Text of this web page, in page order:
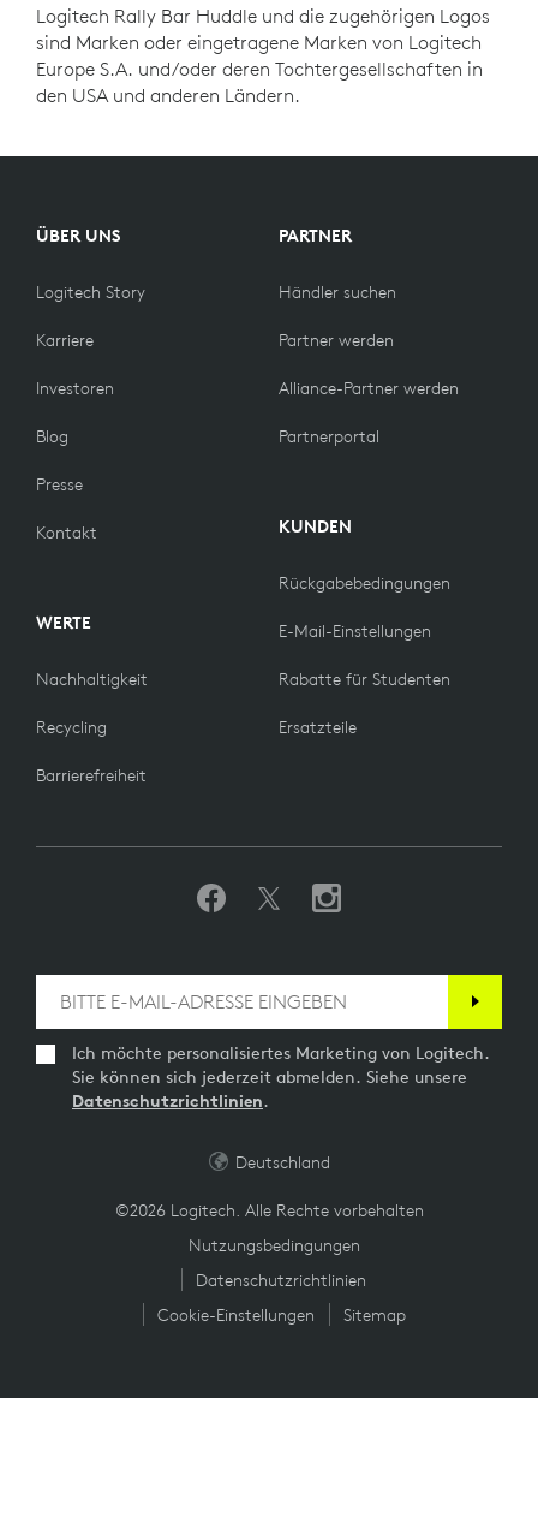
Logitech Rally Bar Huddle und die zugehörigen Logos
sind Marken oder eingetragene Marken von Logitech
Europe S.A. und/oder deren Tochtergesellschaften in
den USA und anderen Ländern.
ÜBER UNS
Logitech Story
Karriere
Investoren
Blog
Presse
Kontakt
WERTE
Nachhaltigkeit
Recycling
Barrierefreiheit
PARTNER
Händler suchen
Partner werden
Alliance-Partner werden
Partnerportal
KUNDEN
Rückgabebedingungen
E-Mail-Einstellungen
Rabatte für Studenten
Ersatzteile
Ich möchte personalisiertes Marketing von Logitech.
Sie können sich jederzeit abmelden. Siehe unsere
Datenschutzrichtlinien.
©2026 Logitech. Alle Rechte vorbehalten
Nutzungsbedingungen
Datenschutzrichtlinien
Cookie-Einstellungen
Sitemap
Deutschland